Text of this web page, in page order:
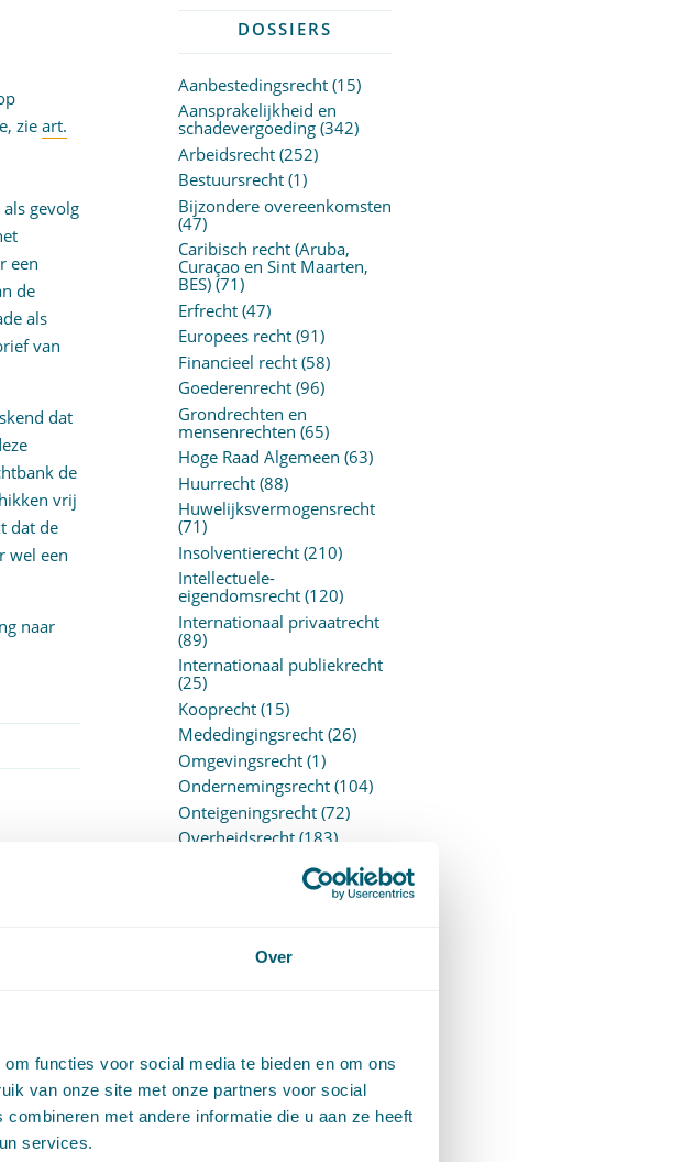
Over
functies voor social media te bieden en om ons
van onze site met onze partners voor social
met andere informatie die u aan ze heeft
services.
zieart.
gevolg
een
de
als
van
dat
de
vrij
dat de
wel een
naar
DOSSIERS
Aanbestedingsrecht(15)
Aansprakelijkheid en
schadevergoeding(342)
Arbeidsrecht(252)
Bestuursrecht(1)
Bijzondere overeenkomsten
(47)
Caribisch recht (Aruba,
Curaçao en Sint Maarten,
BES)(71)
Erfrecht(47)
Europees recht(91)
Financieel recht(58)
Goederenrecht(96)
Grondrechten en
mensenrechten (65)
Hoge Raad Algemeen (63)
Huurrecht(88)
Huwelijksvermogensrecht
(71)
Insolventierecht(210)
Intellectuele-
eigendomsrecht(120)
Internationaal privaatrecht
(89)
Internationaal publiekrecht
(25)
Kooprecht(15)
Mededingingsrecht(26)
Omgevingsrecht(1)
Ondernemingsrecht(104)
Onteigeningsrecht(72)
Overheidsrecht(183)
(27)
Personen- en familierecht
(28)
Strafrecht(12)
Verbintenissenrecht(323)
Vermogensrecht algemeen